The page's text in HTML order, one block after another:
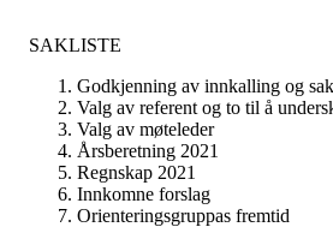
SAKLISTE
Godkjenning av innkalling og
Valg av referent og to til å
Valg av møteleder
Årsberetning 2021
Regnskap 2021
Innkomne forslag
Orienteringsgruppas fremtid